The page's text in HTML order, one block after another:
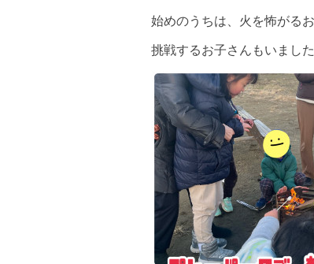
始めのうちは、火を怖がる
挑戦するお子さんもいました